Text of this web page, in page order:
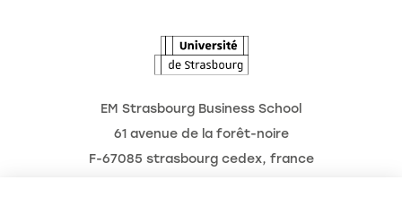
EM Strasbourg Business School
61 avenue de la forêt-noire
F-67085 strasbourg cedex, france